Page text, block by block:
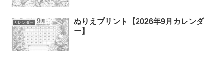
カレンダー
ぬりえプリント【2026年9月カレンダ
ー】